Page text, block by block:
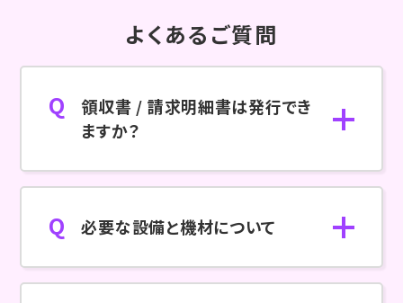
よくあるご質問
領収書 / 請求明細書は発行でき
ますか？
必要な設備と機材について